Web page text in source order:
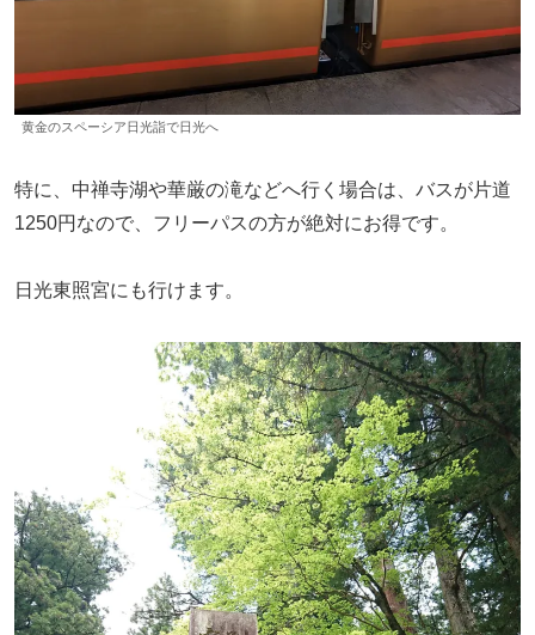
黄金のスペーシア日光詣で日光へ
特に、中禅寺湖や華厳の滝などへ行く場合は、バスが片道
1250円なので、フリーパスの方が絶対にお得です。
日光東照宮にも行けます。